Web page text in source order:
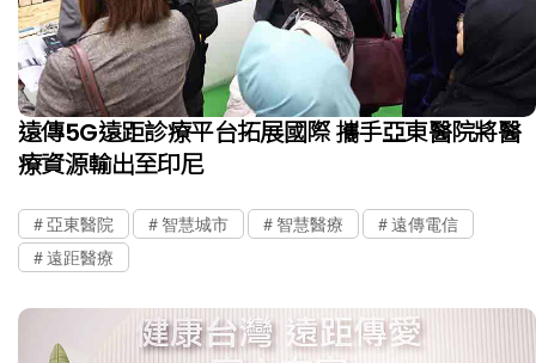
遠傳5G遠距診療平台拓展國際 攜手亞東醫院將醫
療資源輸出至印尼
亞東醫院 智慧城市 智慧醫療
遠傳電信
遠距醫療